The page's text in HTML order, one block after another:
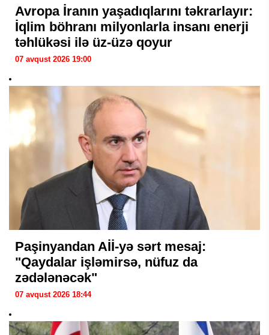
Avropa İranın yaşadıqlarını təkrarlayır:
İqlim böhranı milyonlarla insanı enerji
təhlükəsi ilə üz-üzə qoyur
07 avqust 2026 19:00
Paşinyandan Aİİ-yə sərt mesaj:
"Qaydalar işləmirsə, nüfuz da
zədələnəcək"
07 avqust 2026 18:44